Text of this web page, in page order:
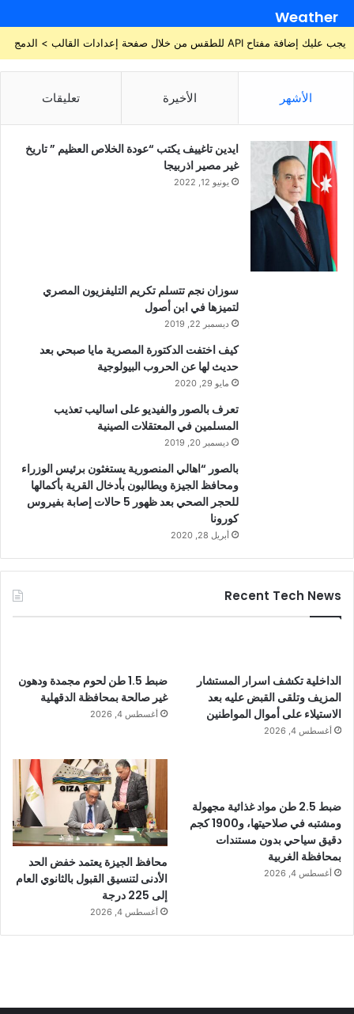
Weather
يجب عليك إضافة مفتاح API للطقس من خلال صفحة إعدادات القالب > الدمج
الأشهر الأخيرة تعليقات
ايدين تاغييف يكتب “عودة الخلاص العظيم ” تاريخ
غير مصير اذربيجا
يونيو 12, 2022
سوزان نجم تتسلم تكريم التليفزيون المصري
لتميزها في ابن أصول
ديسمبر 22, 2019
كيف اختفت الدكتورة المصرية مايا صبحي بعد
حديث لها عن الحروب البيولوجية
مايو 29, 2020
تعرف بالصور والفيديو على اساليب تعذيب
المسلمين في المعتقلات الصينية
ديسمبر 20, 2019
بالصور “اهالي المنصورية يستغثون برئيس الوزراء
ومحافظ الجيزة ويطالبون بأدخال القرية بأكمالها
للحجر الصحي بعد ظهور 5 حالات إصابة بفيروس
كورونا
أبريل 28, 2020
Recent Tech News
الداخلية تكشف اسرار المستشار
المزيف وتلقى القبض عليه بعد
الاستيلاء على أموال المواطنين
أغسطس 4, 2026
ضبط 1.5 طن لحوم مجمدة ودهون
غير صالحة بمحافظة الدقهلية
أغسطس 4, 2026
ضبط 2.5 طن مواد غذائية مجهولة
ومشتبه في صلاحيتها، و1900 كجم
دقيق سياحي بدون مستندات
بمحافظة الغربية
أغسطس 4, 2026
محافظ الجيزة يعتمد خفض الحد
الأدنى لتنسيق القبول بالثانوي العام
إلى 225 درجة
أغسطس 4, 2026